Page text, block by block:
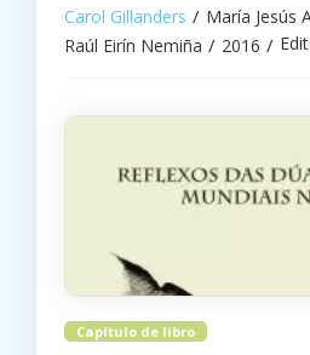
Carol Gillanders
María Jesús
Raúl Eirín Nemiña
2016
Capítulo de libro